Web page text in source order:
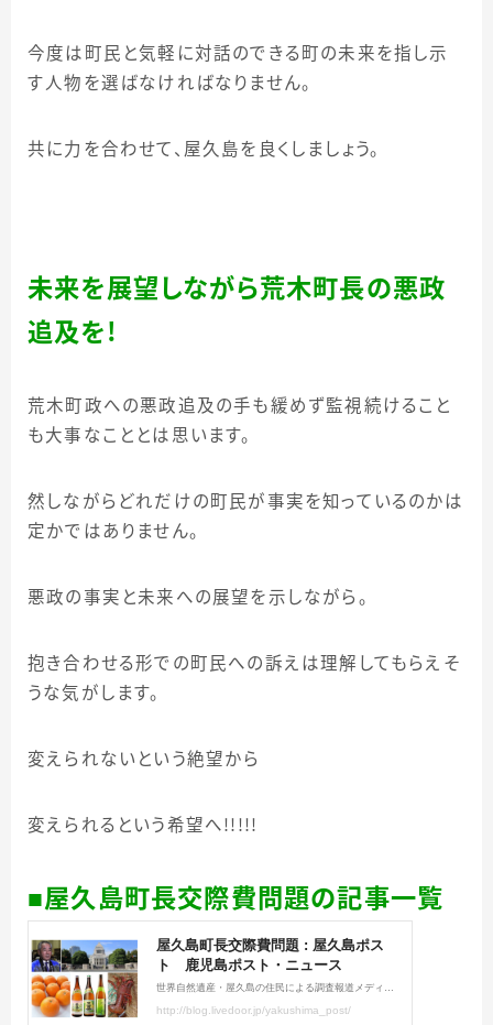
今度は町民と気軽に対話のできる町の未来を指し示
す人物を選ばなければなりません。
共に力を合わせて、屋久島を良くしましょう。
未来を展望しながら荒木町長の悪政
追及を！
荒木町政への悪政追及の手も緩めず監視続けること
も大事なこととは思います。
然しながらどれだけの町民が事実を知っているのかは
定かではありません。
悪政の事実と未来への展望を示しながら。
抱き合わせる形での町民への訴えは理解してもらえそ
うな気がします。
変えられないという絶望から
変えられるという希望へ！！！！！
■屋久島町長交際費問題の記事一覧